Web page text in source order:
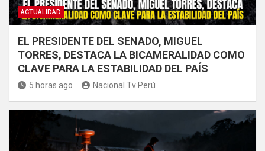
ACTUALIDAD
EL PRESIDENTE DEL SENADO, MIGUEL
TORRES, DESTACA LA BICAMERALIDAD COMO
CLAVE PARA LA ESTABILIDAD DEL PAÍS
5 horas ago Nacional Tv Perú